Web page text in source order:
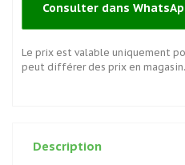
Consulter dans
Le prix est valable uniquement
peut différer des prix en magasin.
Description